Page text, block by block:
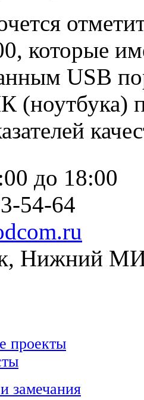
которые
USB
до 18:00
54-64
Нижний
проекты
замечания